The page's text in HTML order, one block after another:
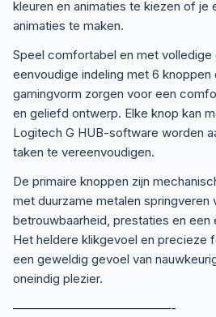
kleuren en animaties te kiezen of je
animaties te maken.
Speel comfortabel en met volledige
eenvoudige indeling met 6 knoppen
gamingvorm zorgen voor een
en geliefd ontwerp. Elke knop kan
Logitech G HUB-software worden
taken te vereenvoudigen.
De primaire knoppen zijn
met duurzame metalen springveren
betrouwbaarheid, prestaties en een
Het heldere klikgevoel en precieze
een geweldig gevoel van
oneindig plezier.
—————————————-